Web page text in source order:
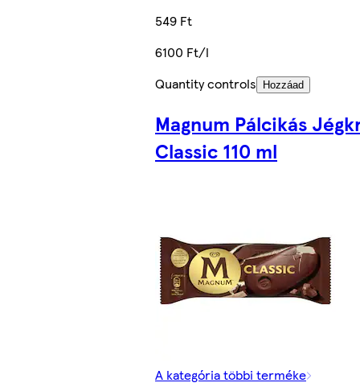
549 Ft
6100 Ft/l
Quantity controls
Hozzáad
Magnum Pálcikás
Classic 110 ml
A kategória többi terméke